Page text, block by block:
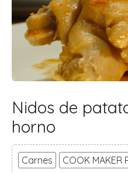
Nidos de
horno
Carnes COOK MAKER